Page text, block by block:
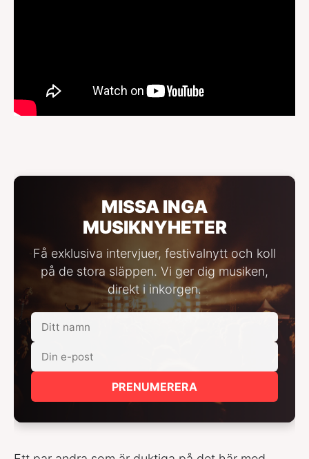
MISSA INGA
MUSIKNYHETER
Få exklusiva intervjuer, festivalnytt och koll
på de stora släppen. Vi ger dig musiken,
direkt i inkorgen.
PRENUMERERA